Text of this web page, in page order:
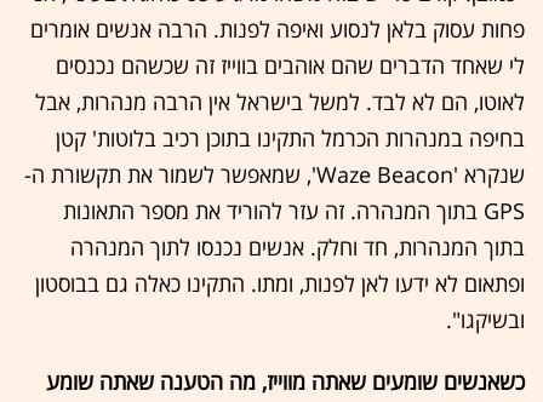
פחות עסוק בלאן לנסוע ואיפה לפנות. הרבה אנשים אומרים
לי שאחד הדברים שהם אוהבים בווייז זה שכשהם נכנסים
לאוטו, הם לא לבד. למשל בישראל אין הרבה מנהרות, אבל
בחיפה במנהרות הכרמל התקינו בתוכן רכיב בלוטות' קטן
שנקרא 'Waze Beacon', שמאפשר לשמור את תקשורת ה-
GPS בתוך המנהרה. זה עזר להוריד את מספר התאונות
בתוך המנהרות, חד וחלק. אנשים נכנסו לתוך המנהרה
ופתאום לא ידעו לאן לפנות, ומתו. התקינו כאלה גם בבוסטון
ובשיקגו".
כשאנשים שומעים שאתה מווייז, מה הטענה שאתה שומע